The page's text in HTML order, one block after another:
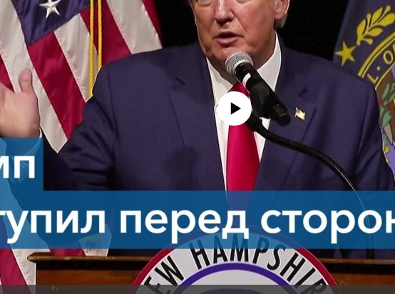
No media source currently available